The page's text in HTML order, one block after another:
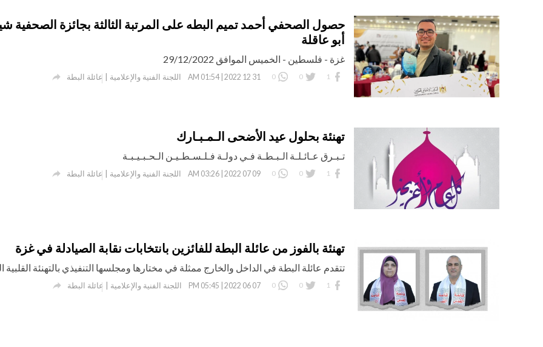
حصول الصحفي أحمد تميم البطه على المرتبة الثالثة بجائزة الصحفية
أبو عاقلة
غزة - فلسطين - الخميس الموافق 29/12/2022
1
0
0
31 12 2022 | 01:54 AM اللجنة الفنية والإعلامية | عائلة البطة 
تهنئة بحلول عيد الأضحى الـمـبـارك
تـبـرق عـائـلـة الـبـطـة فـي دولـة فـلـسـطـيـن الـحـبـيـبـة
1
0
0
09 07 2022 | 03:26 AM اللجنة الفنية والإعلامية | عائلة البطة 
تهنئة بالفوز من عائلة البطة للفائزين بانتخابات نقابة الصيادلة في غزة
تتقدم عائلة البطة في الداخل والخارج ممثلة في مختارها ومجلسها التنفيذي بالتهنئة القلبية
1
0
0
07 06 2022 | 05:45 PM اللجنة الفنية والإعلامية | عائلة البطة 